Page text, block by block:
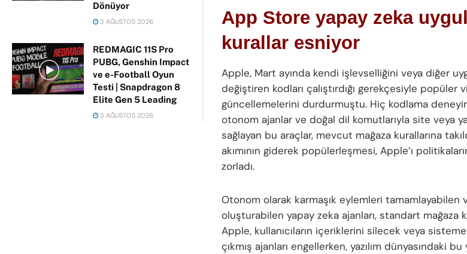
Dönüyor
3 AĞUSTOS 2026
REDMAGIC 11S Pro
PUBG, Genshin Impact
ve e-Football Oyun
Testi | Snapdragon 8
Elite Gen 5 Leading
3 AĞUSTOS 2026
App Store yapay zeka
kurallar esniyor
Apple, Mart ayında kendi işlevselliğini veya diğer
değiştiren kodları çalıştırdığı gerekçesiyle popüler
güncellemelerini durdurmuştu. Hiç kodlama
otonom ajanlar ve doğal dil komutlarıyla site veya
sağlayan bu araçlar, mevcut mağaza kurallarına
akımının giderek popülerleşmesi, Apple’ı
zorladı.
Otonom olarak karmaşık eylemleri tamamlayabilen
oluşturabilen yapay zeka ajanları, standart mağaza
Apple, kullanıcıların içeriklerini silecek veya
çıkmış ajanları engellerken, yazılım dünyasındaki